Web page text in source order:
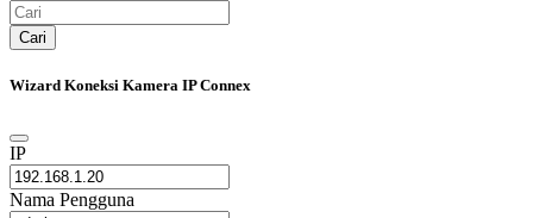
Cari
Wizard Koneksi Kamera IP Connex
IP
Nama Pengguna